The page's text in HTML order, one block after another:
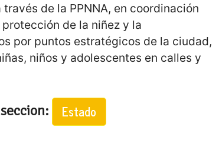
de la PPNNA, en coordinación
de la niñez y la
por puntos estratégicos de la ciudad,
niños y adolescentes en calles y
Estado